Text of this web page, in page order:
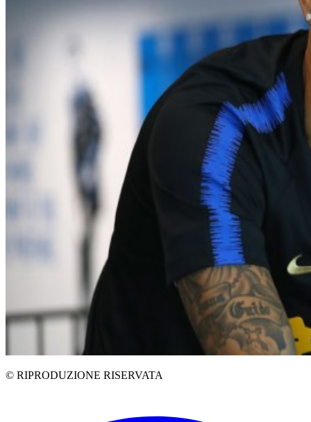
© RIPRODUZIONE RISERVATA